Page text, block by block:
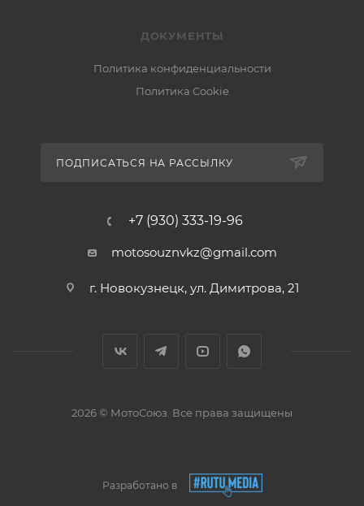
ДОКУМЕНТЫ
Политика конфиденциальности
Политика Cookie
ПОДПИСАТЬСЯ НА РАССЫЛКУ
+7 (930) 333-19-96
motosouznvkz@gmail.com
г. Новокузнецк, ул. Димитрова, 21
2026 © МотоСоюз. Все права защищены
Разработано в